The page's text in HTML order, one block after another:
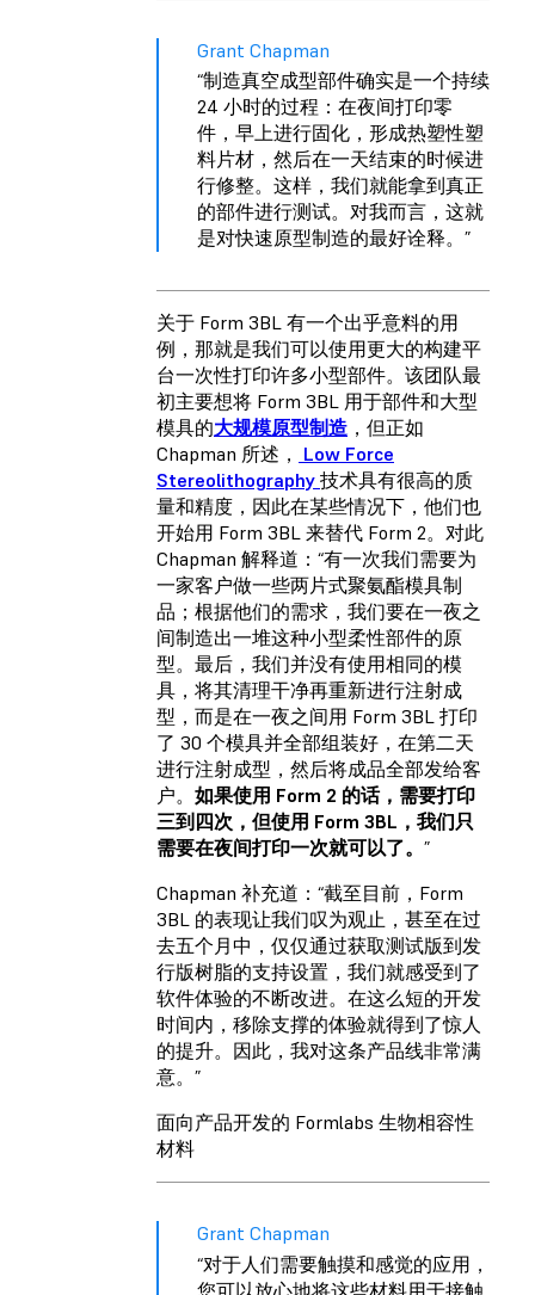
Grant Chapman
“制造真空成型部件确实是一个持续
24 小时的过程：在夜间打印零
件，早上进行固化，形成热塑性塑
料片材，然后在一天结束的时候进
行修整。这样，我们就能拿到真正
的部件进行测试。对我而言，这就
是对快速原型制造的最好诠释。”
关于 Form 3BL 有一个出乎意料的用
例，那就是我们可以使用更大的构建平
台一次性打印许多小型部件。该团队最
初主要想将 Form 3BL 用于部件和大型
模具的大规模原型制造 ，但正如
Chapman 所述， Low Force
Stereolithography 技术具有很高的质
量和精度，因此在某些情况下，他们也
开始用 Form 3BL 来替代 Form 2。对此
Chapman 解释道：“有一次我们需要为
一家客户做一些两片式聚氨酯模具制
品；根据他们的需求，我们要在一夜之
间制造出一堆这种小型柔性部件的原
型。最后，我们并没有使用相同的模
具，将其清理干净再重新进行注射成
型，而是在一夜之间用 Form 3BL 打印
了 30 个模具并全部组装好，在第二天
进行注射成型，然后将成品全部发给客
户。 如果使用 Form 2 的话，需要打印
三到四次，但使用 Form 3BL，我们只
需要在夜间打印一次就可以了。 ”
Chapman 补充道：“截至目前，Form
3BL 的表现让我们叹为观止，甚至在过
去五个月中，仅仅通过获取测试版到发
行版树脂的支持设置，我们就感受到了
软件体验的不断改进。在这么短的开发
时间内，移除支撑的体验就得到了惊人
的提升。因此，我对这条产品线非常满
意。”
面向产品开发的 Formlabs 生物相容性
材料
Grant Chapman
“对于人们需要触摸和感觉的应用，